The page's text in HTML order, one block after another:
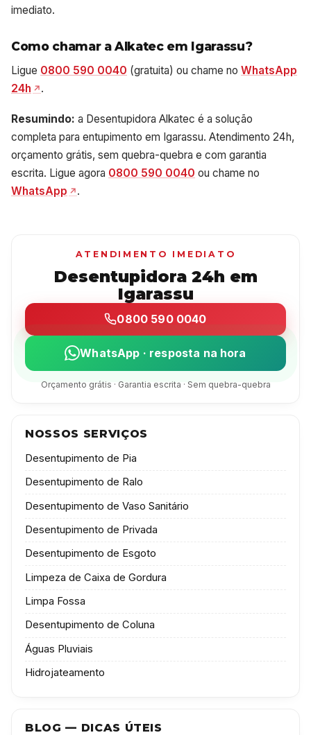
imediato.
Como chamar a Alkatec em Igarassu?
Ligue 0800 590 0040 (gratuita) ou chame no WhatsApp
24h
.
Resumindo: a Desentupidora Alkatec é a solução
completa para entupimento em Igarassu. Atendimento 24h,
orçamento grátis, sem quebra-quebra e com garantia
escrita. Ligue agora 0800 590 0040 ou chame no
WhatsApp
.
ATENDIMENTO IMEDIATO
Desentupidora 24h em
Igarassu
0800 590 0040
WhatsApp · resposta na hora
Orçamento grátis · Garantia escrita · Sem quebra-quebra
NOSSOS SERVIÇOS
Desentupimento de Pia
Desentupimento de Ralo
Desentupimento de Vaso Sanitário
Desentupimento de Privada
Desentupimento de Esgoto
Limpeza de Caixa de Gordura
Limpa Fossa
Desentupimento de Coluna
Águas Pluviais
Hidrojateamento
BLOG — DICAS ÚTEIS